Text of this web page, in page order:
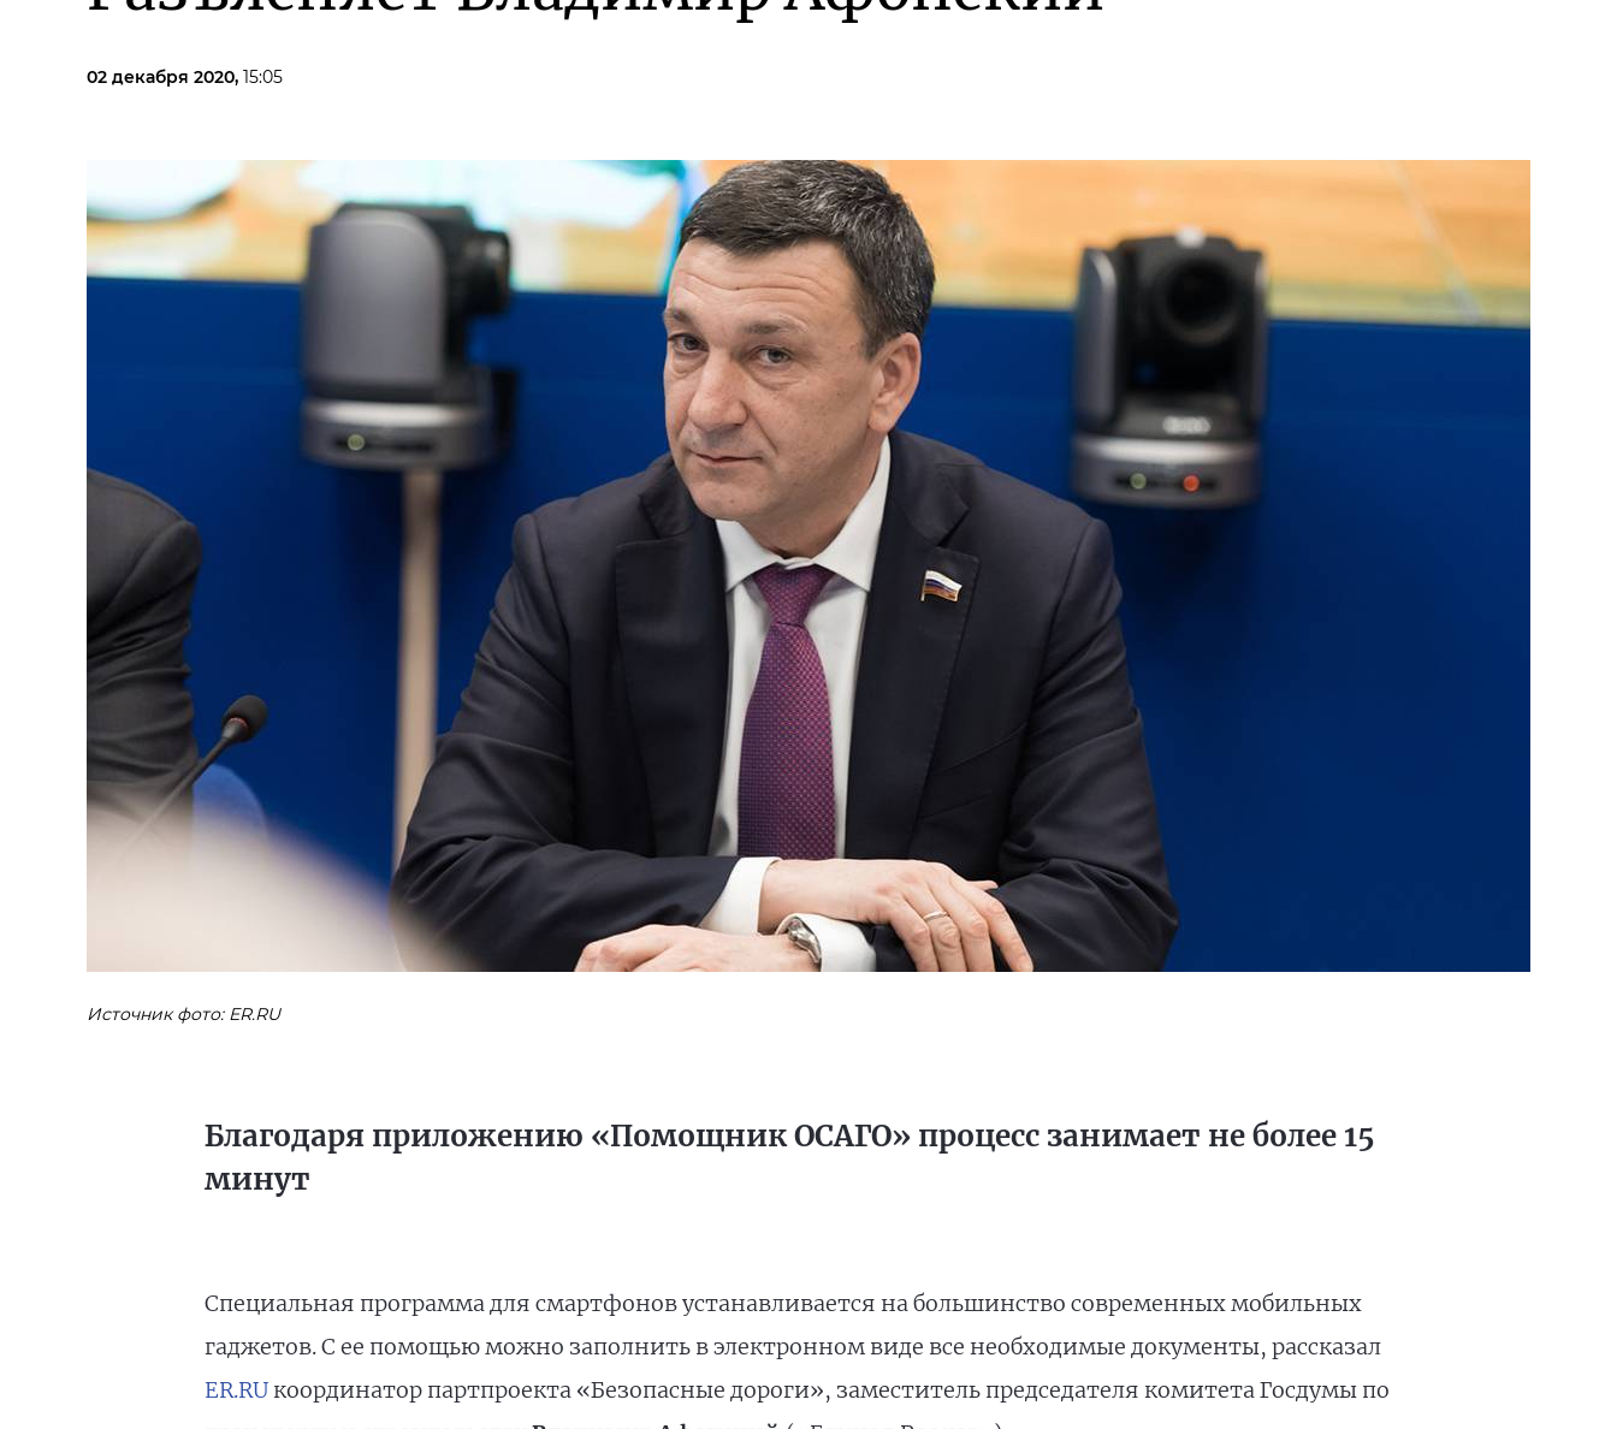
02 декабря 2020, 15:05
Источник фото: ER.RU
Благодаря приложению «Помощник ОСАГО» процесс занимает не более 15
минут
Специальная программа для смартфонов устанавливается на большинство современных мобильных
гаджетов. С ее помощью можно заполнить в электронном виде все необходимые документы, рассказал
ER.RUкоординатор партпроекта «Безопасные дороги», заместитель председателя комитета Госдумы по